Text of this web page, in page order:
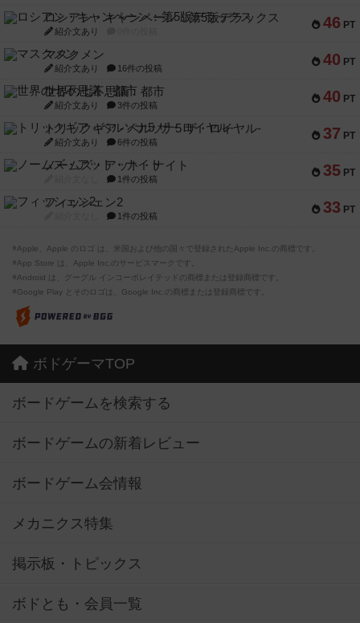
46 PT
ロシアン・キャンペーン：第5版デラックス
紹介文あり
40 PT
マスクメン
紹介文あり 16件の投稿
40 PT
世界の七不思議：都市
紹介文あり 3件の投稿
37 PT
トリックギア - ペルソナ5 ザ・ロイヤル-
紹介文あり 6件の投稿
35 PT
ノームズ・アット・ナイト
1件の投稿
33 PT
フィッシェン2
1件の投稿
※Apple、Apple のロゴ は、米国および他の国々で登録されたApple Inc.の商標です。
※App Store は、Apple Inc.のサービスマークです。
※Android は、グーグル インコーポレイテッドの商標または登録商標です。
※Google Play とそのロゴは、Google Inc.の商標または登録商標です。
ボドゲーマTOP
ボードゲームを検索する
ボードゲームの新着レビュー
ボードゲーム会情報
メカニクス特集
掲示板・トピックス
ボドとも・会員一覧